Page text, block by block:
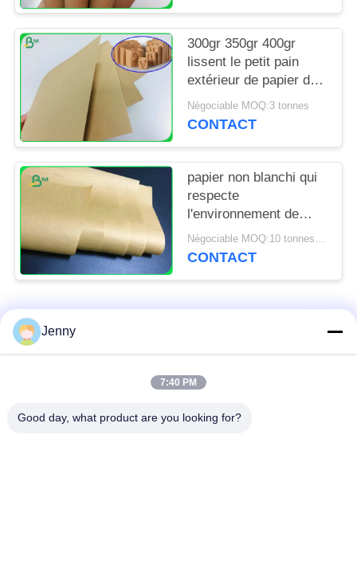
300gr 350gr 400gr
lissent le petit pain
extérieur de papier de
Brown emballage en
paquet de bobine
Négociable MOQ:3 tonnes
CONTACT
papier non blanchi qui
respecte
l'environnement de
80GSM 120GSM
emballage pour des
Négociable MOQ:10 tonnes pour la taille spéciale et 1 tonnes pour la taille standard
CONTACT
Catégories populaires
petit pain brun de
Jenny
7:40 PM
Good day, what product are you looking for?